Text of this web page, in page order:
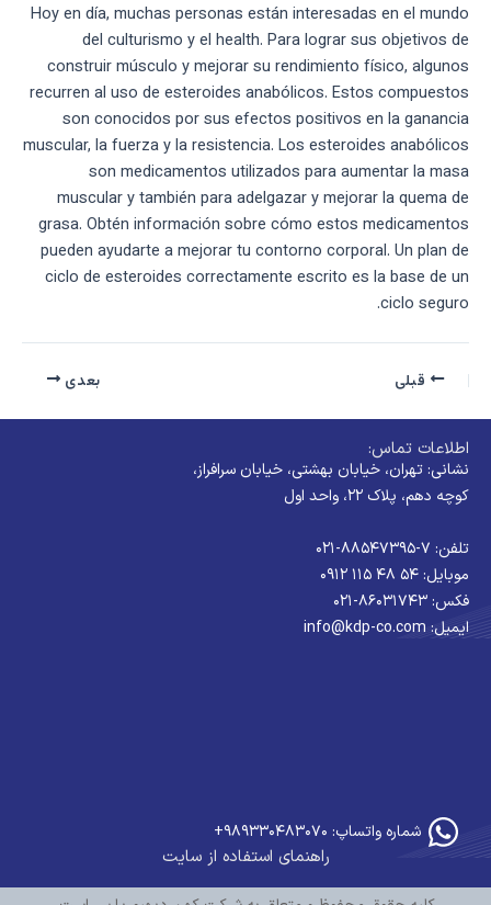
Hoy en día, muchas personas están interesadas en el mundo
del culturismo y el health. Para lograr sus objetivos de
construir músculo y mejorar su rendimiento físico, algunos
recurren al uso de esteroides anabólicos. Estos compuestos
son conocidos por sus efectos positivos en la ganancia
muscular, la fuerza y ​​la resistencia. Los esteroides anabólicos
son medicamentos utilizados para aumentar la masa
muscular y también para adelgazar y mejorar la quema de
grasa. Obtén información sobre cómo estos medicamentos
pueden ayudarte a mejorar tu contorno corporal. Un plan de
ciclo de esteroides correctamente escrito es la base de un
ciclo seguro.
قبلی بعدی
اطلاعات تماس:
نشانی: تهران، خیابان بهشتی، خیابان سرافراز،
کوچه دهم، پلاک ۲۲، واحد اول
تلفن: ۷-۸۸۵۴۷۳۹۵-۰۲۱
موبایل: ۵۴ ۴۸ ۱۱۵ ۰۹۱۲
فکس: ۸۶۰۳۱۷۴۳-۰۲۱
ایمیل: info@kdp-co.com
شماره واتساپ: ۹۸۹۳۳۰۴۸۳۰۷۰+
راهنمای استفاده از سایت